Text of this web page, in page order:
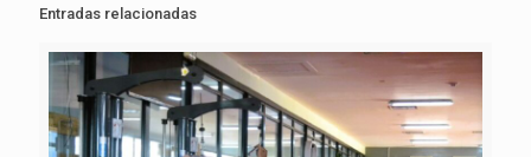
Entradas relacionadas